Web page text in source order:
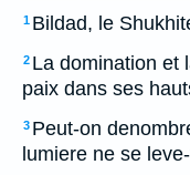
1 Bildad, le
2 La domination et
paix dans ses
3 Peut-on
lumiere ne se